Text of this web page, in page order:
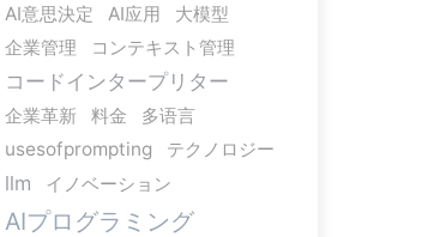
AI意思決定
AI应用
大模型
企業管理
コンテキスト管理
コードインタープリター
企業革新 料金
多语言
usesofprompting
テクノロジー
llm イノベーション
AIプログラミング